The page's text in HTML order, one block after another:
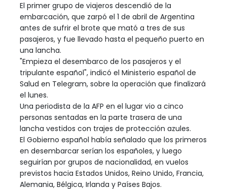
El primer grupo de viajeros descendió de la
embarcación, que zarpó el 1 de abril de Argentina
antes de sufrir el brote que mató a tres de sus
pasajeros, y fue llevado hasta el pequeño puerto en
una lancha.
"Empieza el desembarco de los pasajeros y el
tripulante español", indicó el Ministerio español de
Salud en Telegram, sobre la operación que finalizará
el lunes.
Una periodista de la AFP en el lugar vio a cinco
personas sentadas en la parte trasera de una
lancha vestidos con trajes de protección azules.
El Gobierno español había señalado que los primeros
en desembarcar serían los españoles, y luego
seguirían por grupos de nacionalidad, en vuelos
previstos hacia Estados Unidos, Reino Unido, Francia,
Alemania, Bélgica, Irlanda y Países Bajos.